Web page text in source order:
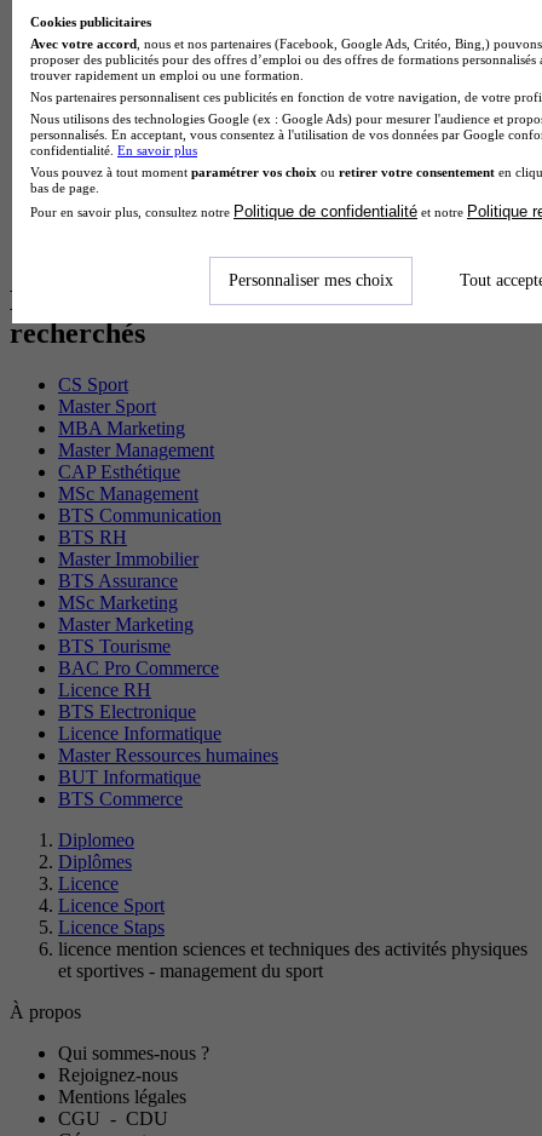
BTS Sio en alternance
MSc Marketing Digital en alternance
BTS Gpme en alternance
Cap Electricien en alternance
BTS Gpn en alternance
BTS Domotique en alternance
BAC Pro Agora en alternance
BTS Sta en alternance
BTS Iris en alternance
Les diplômes par filière les plus
recherchés
CS Sport
Master Sport
MBA Marketing
Master Management
CAP Esthétique
MSc Management
BTS Communication
BTS RH
Master Immobilier
BTS Assurance
MSc Marketing
Master Marketing
BTS Tourisme
BAC Pro Commerce
Licence RH
BTS Electronique
Licence Informatique
Master Ressources humaines
BUT Informatique
BTS Commerce
Diplomeo
Diplômes
Licence
Licence Sport
Licence Staps
licence mention sciences et techniques des activités physiques
et sportives - management du sport
À propos
Qui sommes-nous ?
Rejoignez-nous
Mentions légales
CGU - CDU
Cookies publicitaires
Avec votre accord , nous et nos partenaires (Facebook, Google Ads, Critéo, Bing,)
proposer des publicités pour des offres d’emploi ou des offres de formations
trouver rapidement un emploi ou une formation.
Nos partenaires personnalisent ces publicités en fonction de votre navigation, de votre
Nous utilisons des technologies Google (ex : Google Ads) pour mesurer l'audience et
personnalisés. En acceptant, vous consentez à l'utilisation de vos données par Google
confidentialité. En savoir plus
Vous pouvez à tout moment paramétrer vos choix ou retirer votre consentement en
bas de page.
Pour en savoir plus, consultez notre Politique de confidentialité et notre Politique
Personnaliser mes choix Tout